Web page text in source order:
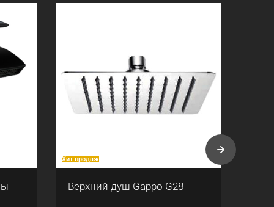
Хит продаж
Верхний душ Gappo G28